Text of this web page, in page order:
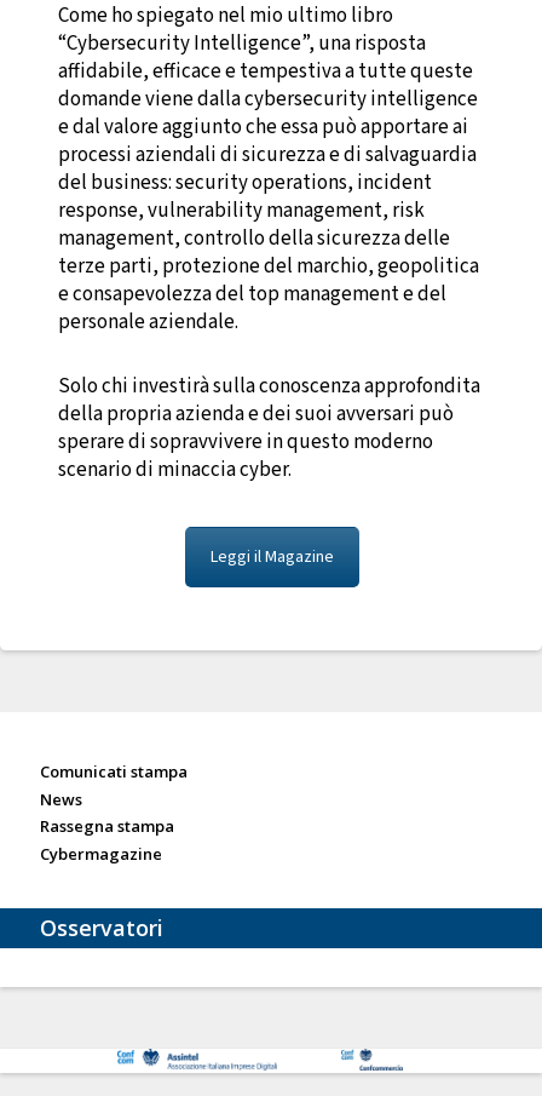
Come ho spiegato nel mio ultimo libro
“Cybersecurity Intelligence”, una risposta
affidabile, efficace e tempestiva a tutte queste
domande viene dalla cybersecurity intelligence
e dal valore aggiunto che essa può apportare ai
processi aziendali di sicurezza e di salvaguardia
del business: security operations, incident
response, vulnerability management, risk
management, controllo della sicurezza delle
terze parti, protezione del marchio, geopolitica
e consapevolezza del top management e del
personale aziendale.
Solo chi investirà sulla conoscenza approfondita
della propria azienda e dei suoi avversari può
sperare di sopravvivere in questo moderno
scenario di minaccia cyber.
Leggi il Magazine
Comunicati stampa
News
Rassegna stampa
Cybermagazine
Osservatori